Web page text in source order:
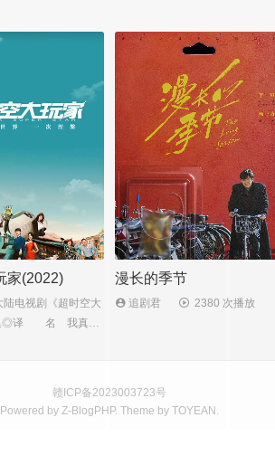
家(2022)
电视剧《超时空大
◎译 名 我真是
话◎字 幕 中文
漫长的季节
追剧君 2380 次播放
赣ICP备2023003723号
Powered by Z-BlogPHP. Theme by TOYEAN